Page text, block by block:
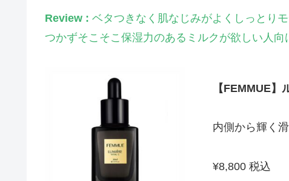
Review : ベタつきなく肌なじみがよくしっとり
つかずそこそこ保湿力のあるミルクが欲しい人向
【FEMMUE
内側から輝く
¥8,800 税込